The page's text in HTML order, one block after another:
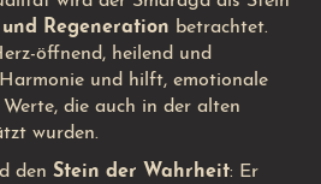
Regeneration betrachtet.
öffnend, heilend und
und hilft, emotionale
die auch in der alten
wurden.
den Stein der Wahrheit: Er